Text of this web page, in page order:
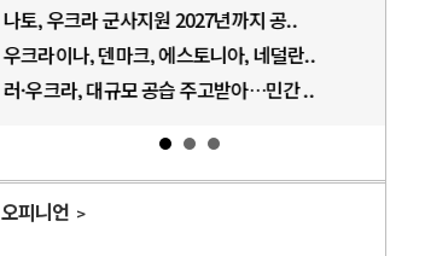
나토, 우크라 군사지원 2027년까지 공..
우크라이나, 덴마크, 에스토니아, 네덜란..
러·우크라, 대규모 공습 주고받아…민간 ..
오피니언